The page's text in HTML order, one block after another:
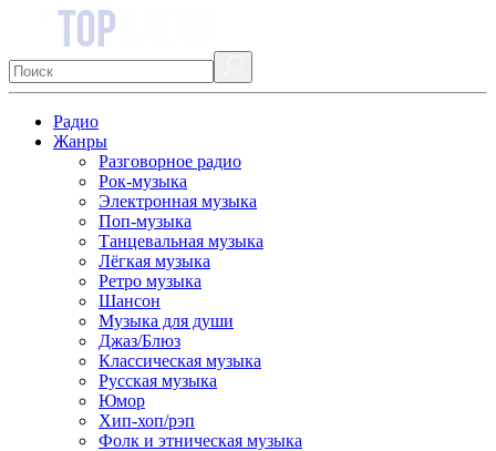
Радио
Жанры
Разговорное радио
Рок-музыка
Электронная музыка
Поп-музыка
Танцевальная музыка
Лёгкая музыка
Ретро музыка
Шансон
Музыка для души
Джаз/Блюз
Классическая музыка
Русская музыка
Юмор
Хип-хоп/рэп
Фолк и этническая музыка